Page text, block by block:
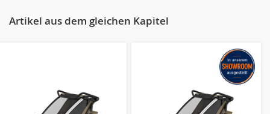
Artikel aus dem gleichen Kapitel